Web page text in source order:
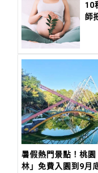
10
師
暑假熱門景點！桃
林」免費入園到9月